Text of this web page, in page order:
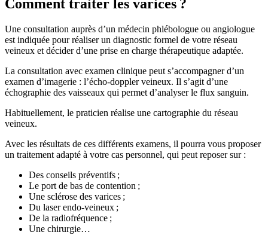
Comment traiter les varices ?
Une consultation auprès d’un médecin phlébologue ou angiologue
est indiquée pour réaliser un diagnostic formel de votre réseau
veineux et décider d’une prise en charge thérapeutique adaptée.
La consultation avec examen clinique peut s’accompagner d’un
examen d’imagerie : l’écho-doppler veineux. Il s’agit d’une
échographie des vaisseaux qui permet d’analyser le flux sanguin.
Habituellement, le praticien réalise une cartographie du réseau
veineux.
Avec les résultats de ces différents examens, il pourra vous proposer
un traitement adapté à votre cas personnel, qui peut reposer sur :
Des conseils préventifs ;
Le port de bas de contention ;
Une sclérose des varices ;
Du laser endo-veineux ;
De la radiofréquence ;
Une chirurgie…